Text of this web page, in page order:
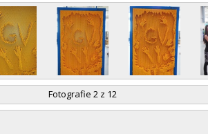
Fotografie 2 z 12